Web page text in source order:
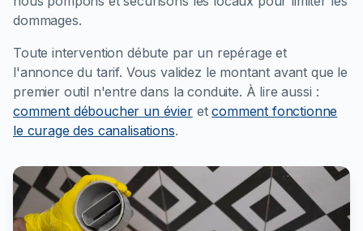
dommages.
Toute intervention débute par un repérage et
l'annonce du tarif. Vous validez le montant avant que le
premier outil n'entre dans la conduite. À lire aussi :
comment déboucher un évieretcomment fonctionne
le curage des canalisations.